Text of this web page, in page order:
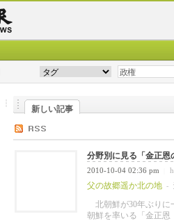
新しい記事
分野別に見る「金正恩
2010-10-04 02:36 pm
父の故郷遥か北の地 -
北朝鮮が30年ぶりに
朝鮮を率いる「金正恩